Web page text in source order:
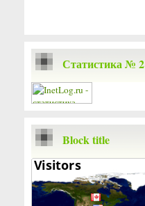
Статистика № 2
Block title